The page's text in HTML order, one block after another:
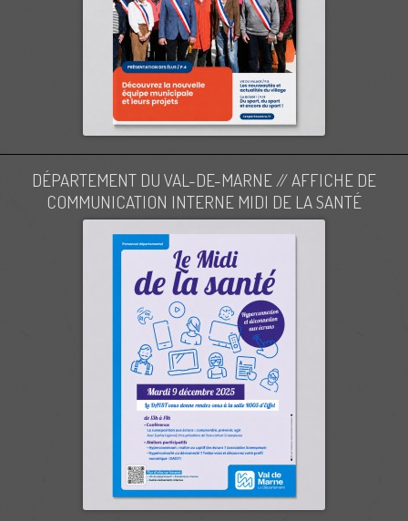
DÉPARTEMENT DU VAL-DE-MARNE // AFFICHE DE
COMMUNICATION INTERNE MIDI DE LA SANTÉ